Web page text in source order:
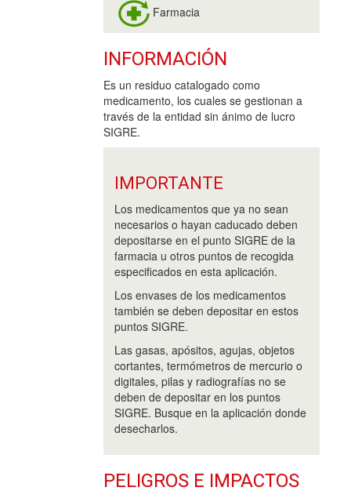
Farmacia
INFORMACIÓN
Es un residuo catalogado como
medicamento, los cuales se gestionan a
través de la entidad sin ánimo de lucro
SIGRE.
IMPORTANTE
Los medicamentos que ya no sean
necesarios o hayan caducado deben
depositarse en el punto SIGRE de la
farmacia u otros puntos de recogida
especificados en esta aplicación.
Los envases de los medicamentos
también se deben depositar en estos
puntos SIGRE.
Las gasas, apósitos, agujas, objetos
cortantes, termómetros de mercurio o
digitales, pilas y radiografías no se
deben de depositar en los puntos
SIGRE. Busque en la aplicación donde
desecharlos.
PELIGROS E IMPACTOS